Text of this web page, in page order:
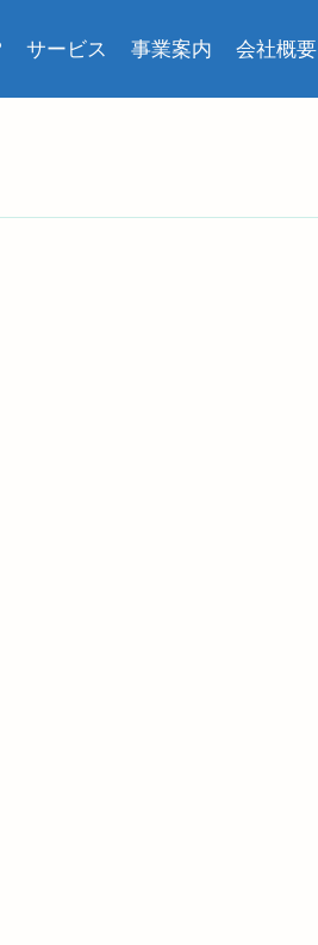
サービス 事業案内 会社概要